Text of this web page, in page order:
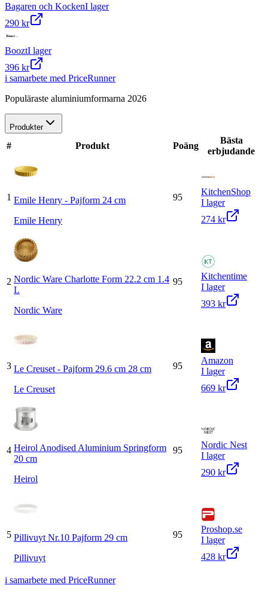
Bagaren och KockenI lager
290 kr
BooztI lager
396 kr
i samarbete med PriceRunner
Populäraste aluminiumformarna 2026
Produkter
# Produkt Poäng
Bästa
erbjudande
1 Emile Henry - Pajform 24 cm
Emile Henry
95
KitchenShop
I lager
274 kr
2 Nordic Ware Charlotte Form 22.2 cm 1.4
L
Nordic Ware
95
Kitchentime
I lager
393 kr
3 Le Creuset - Pajform 29.6 cm 28 cm
Le Creuset
95
Amazon
I lager
669 kr
4 Heirol Anodised Aluminium Springform
20 cm
Heirol
95
Nordic Nest
I lager
290 kr
5 Pillivuyt Nr.10 Pajform 29 cm
Pillivuyt
95
Proshop.se
I lager
428 kr
i samarbete med PriceRunner